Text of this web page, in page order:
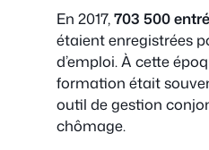
En 2017,703 500
étaient enregistrées
d’emploi. À cette
formation était
outil de gestion
chômage.